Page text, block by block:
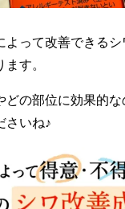
よって改善できるシ
ます。
どの部位に効果的
さいね♪